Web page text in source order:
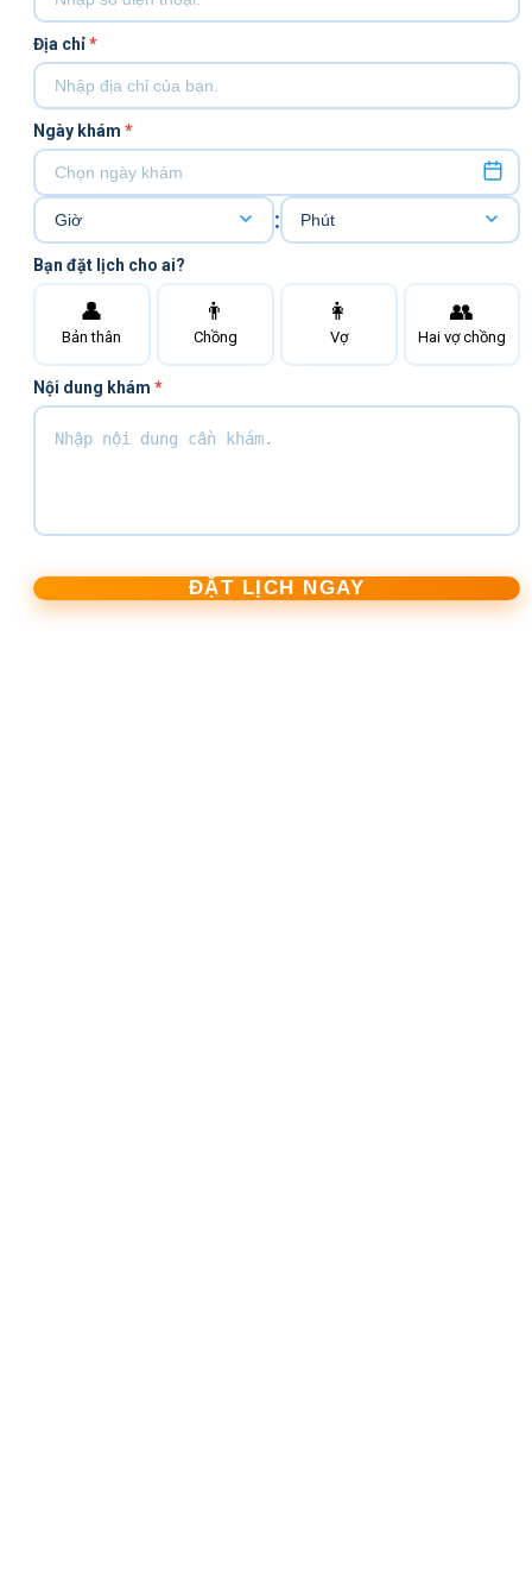
Địa chỉ*
Ngày khám *
:
Bạn đặt lịch cho ai?
👤
Bản thân
👨
Chồng
👩
Vợ
👥
Hai vợ chồng
Nội dung khám *
ĐẶT LỊCH NGAY